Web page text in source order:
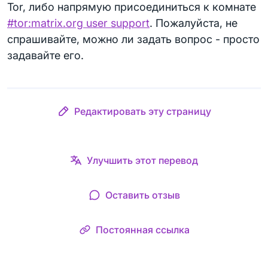
Tor, либо напрямую присоединиться к комнате
#tor:matrix.org user support. Пожалуйста, не
спрашивайте, можно ли задать вопрос - просто
задавайте его.
Редактировать эту страницу
Улучшить этот перевод
Оставить отзыв
Постоянная ссылка